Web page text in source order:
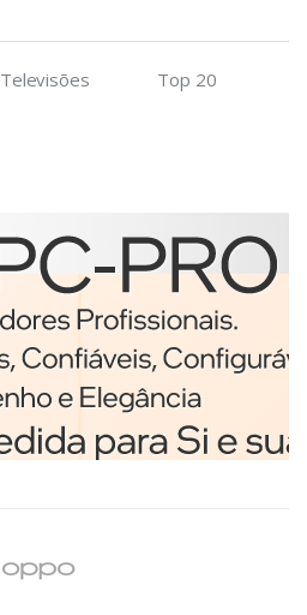
Televisões Top 20
Etiquetas
Brother BCS-1J074102-121
etiqueta para impressão
Branco
€98,75